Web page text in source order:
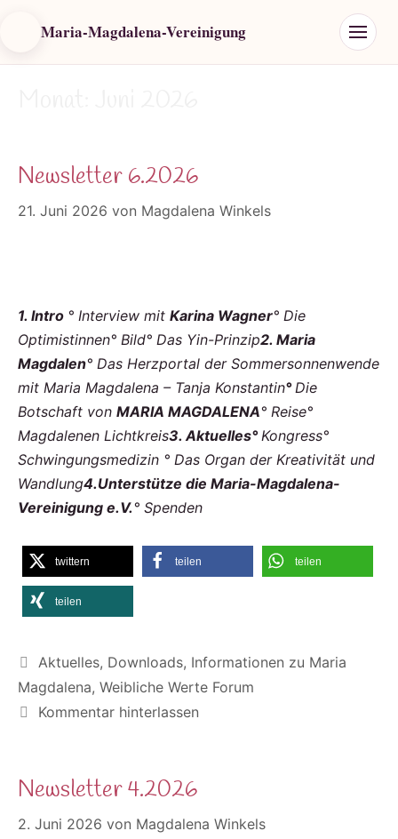
Maria-Magdalena-Vereinigung
Newsletter 6.2026
21. Juni 2026 von Magdalena Winkels
1. Intro ° Interview mit Karina Wagner° Die
Optimistinnen° Bild° Das Yin-Prinzip2. Maria
Magdalen° Das Herzportal der Sommersonnenwende
mit Maria Magdalena – Tanja Konstantin° Die
Botschaft von MARIA MAGDALENA° Reise°
Magdalenen Lichtkreis3. Aktuelles°Kongress°
Schwingungsmedizin ° Das Organ der Kreativität und
Wandlung4.Unterstütze die Maria-Magdalena-
Vereinigung e.V.° Spenden
twittern teilen teilen
teilen
Kategorien
Aktuelles, Downloads, Informationen zu Maria
Magdalena, Weibliche Werte Forum
Kommentar hinterlassen
Newsletter 4.2026
2. Juni 2026 von Magdalena Winkels